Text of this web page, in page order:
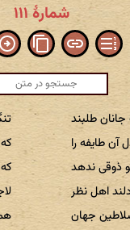
شمارهٔ ۱۱۱
طلبند
آن طایفه را
ذوقی ندهد
اهل نظر
جهان